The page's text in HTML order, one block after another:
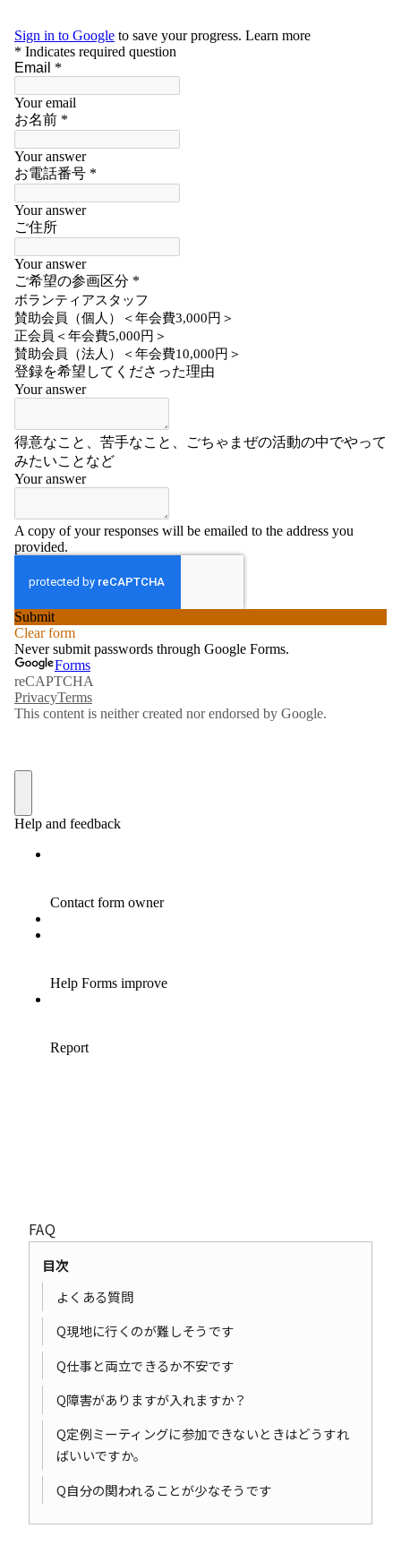
FAQ
目次
よくある質問
Q現地に行くのが難しそうです
Q仕事と両立できるか不安です
Q障害がありますが入れますか？
Q定例ミーティングに参加できないときはどうすれ
ばいいですか。
Q自分の関われることが少なそうです